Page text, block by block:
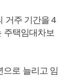
거주 기간을 4
주택임대차보
으로 늘리고 임